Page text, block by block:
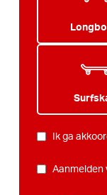
PRIVACY*
Ik ga
NIEUWSBRIEF
Aanmelden